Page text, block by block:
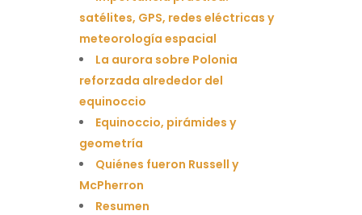
satélites, GPS, redes eléctricas y
meteorología espacial
La aurora sobre Polonia
reforzada alrededor del
equinoccio
Equinoccio, pirámides y
geometría
Quiénes fueron Russell y
McPherron
Resumen